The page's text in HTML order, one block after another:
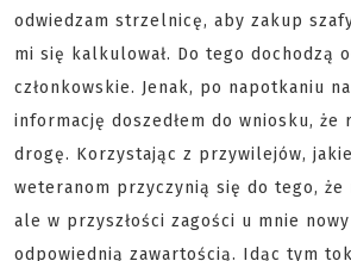
odwiedzam strzelnicę, aby zakup
mi się kalkulował. Do tego dochodzą
członkowskie. Jenak, po napotkaniu
informację doszedłem do wniosku, że
drogę. Korzystając z przywilejów,
weteranom przyczynią się do tego, że
ale w przyszłości zagości u mnie
odpowiednią zawartością. Idąc tym